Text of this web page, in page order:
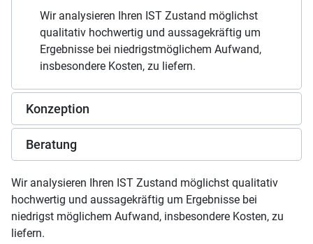
Wir analysieren Ihren IST Zustand möglichst
qualitativ hochwertig und aussagekräftig um
Ergebnisse bei niedrigstmöglichem Aufwand,
insbesondere Kosten, zu liefern.
Konzeption
Beratung
Wir analysieren Ihren IST Zustand möglichst qualitativ
hochwertig und aussagekräftig um Ergebnisse bei
niedrigst möglichem Aufwand, insbesondere Kosten, zu
liefern.